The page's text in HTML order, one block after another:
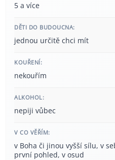
5 a více
DĚTI DO BUDOUCNA:
jednou určitě chci mít
KOUŘENÍ:
nekouřím
ALKOHOL:
nepiji vůbec
V CO VĚŘÍM:
v Boha či jinou vyšší sílu, v
první pohled, v osud